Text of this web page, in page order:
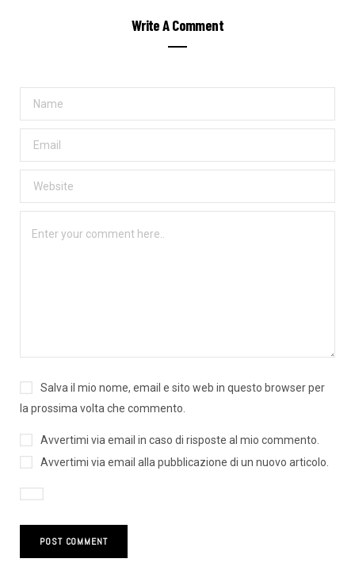
Write A Comment
Salva il mio nome, email e sito web in questo browser per
la prossima volta che commento.
Avvertimi via email in caso di risposte al mio commento.
Avvertimi via email alla pubblicazione di un nuovo articolo.